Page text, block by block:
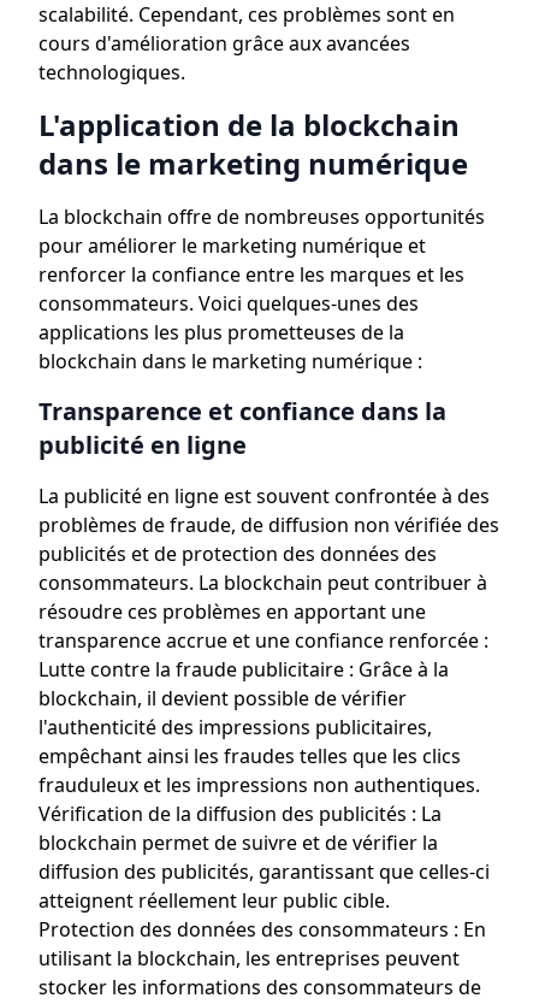
scalabilité. Cependant, ces problèmes sont en
cours d'amélioration grâce aux avancées
technologiques.
L'application de la blockchain
dans le marketing numérique
La blockchain offre de nombreuses opportunités
pour améliorer le marketing numérique et
renforcer la confiance entre les marques et les
consommateurs. Voici quelques-unes des
applications les plus prometteuses de la
blockchain dans le marketing numérique :
Transparence et confiance dans la
publicité en ligne
La publicité en ligne est souvent confrontée à des
problèmes de fraude, de diffusion non vérifiée des
publicités et de protection des données des
consommateurs. La blockchain peut contribuer à
résoudre ces problèmes en apportant une
transparence accrue et une confiance renforcée :
Lutte contre la fraude publicitaire : Grâce à la
blockchain, il devient possible de vérifier
l'authenticité des impressions publicitaires,
empêchant ainsi les fraudes telles que les clics
frauduleux et les impressions non authentiques.
Vérification de la diffusion des publicités : La
blockchain permet de suivre et de vérifier la
diffusion des publicités, garantissant que celles-ci
atteignent réellement leur public cible.
Protection des données des consommateurs : En
utilisant la blockchain, les entreprises peuvent
stocker les informations des consommateurs de